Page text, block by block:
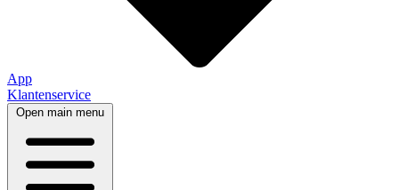
App
Klantenservice
Open main menu